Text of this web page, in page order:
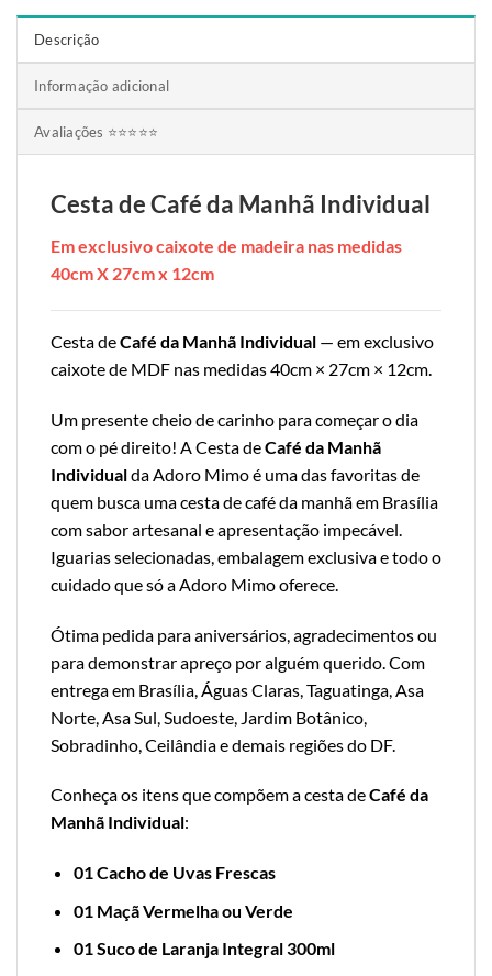
Descrição
Informação adicional
Avaliações ⭐⭐⭐⭐⭐
Cesta de Café da Manhã Individual
Em exclusivo caixote de madeira nas medidas
40cm X 27cm x 12cm
Cesta deCafé da Manhã Individual — em exclusivo
caixote de MDF nas medidas 40cm × 27cm × 12cm.
Um presente cheio de carinho para começar o dia
com o pé direito! A Cesta deCafé da Manhã
Individualda Adoro Mimo é uma das favoritas de
quem busca uma cesta de café da manhã em Brasília
com sabor artesanal e apresentação impecável.
Iguarias selecionadas, embalagem exclusiva e todo o
cuidado que só a Adoro Mimo oferece.
Ótima pedida para aniversários, agradecimentos ou
para demonstrar apreço por alguém querido. Com
entrega em Brasília, Águas Claras, Taguatinga, Asa
Norte, Asa Sul, Sudoeste, Jardim Botânico,
Sobradinho, Ceilândia e demais regiões do DF.
Conheça os itens que compõem a cesta deCafé da
Manhã Individual:
01 Cacho de Uvas Frescas
01 Maçã Vermelha ou Verde
01 Suco de Laranja Integral 300ml